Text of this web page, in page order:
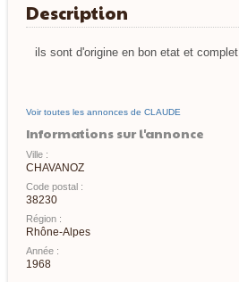
Description
ils sont d'origine en bon etat et complet
Voir toutes les annonces de CLAUDE
Informations sur l'annonce
Ville :
CHAVANOZ
Code postal :
38230
Région :
Rhône-Alpes
Année :
1968